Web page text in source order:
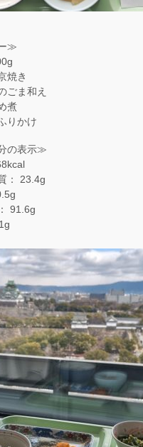
≫
焼き
ごま和え
煮
りかけ
の表示≫
： 23.4g
91.6g